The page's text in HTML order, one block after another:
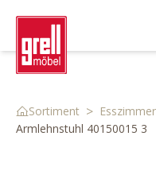
Sortiment > Esszimmer
Armlehnstuhl 40150015 3